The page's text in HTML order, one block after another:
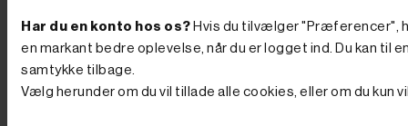
Har du en konto hos os? Hvis du tilvælger "Præferencer",
en markant bedre oplevelse, når du er logget ind. Du kan
samtykke tilbage.
Vælg herunder om du vil tillade alle cookies, eller om du kun
På lager
Varenr. 8005971
2.995,00 krGO'
PRIS